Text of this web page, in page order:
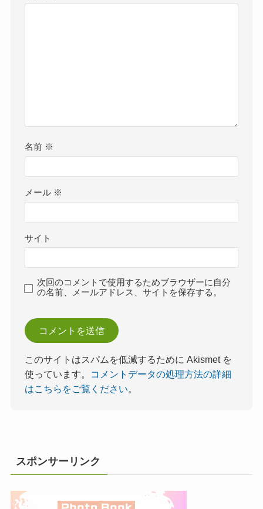
名前 ※
メール ※
サイト
次回のコメントで使用するためブラウザーに自分
の名前、メールアドレス、サイトを保存する。
このサイトはスパムを低減するために Akismet を
使っています。
コメントデータの処理方法の詳細
はこちらをご覧ください。
スポンサーリンク